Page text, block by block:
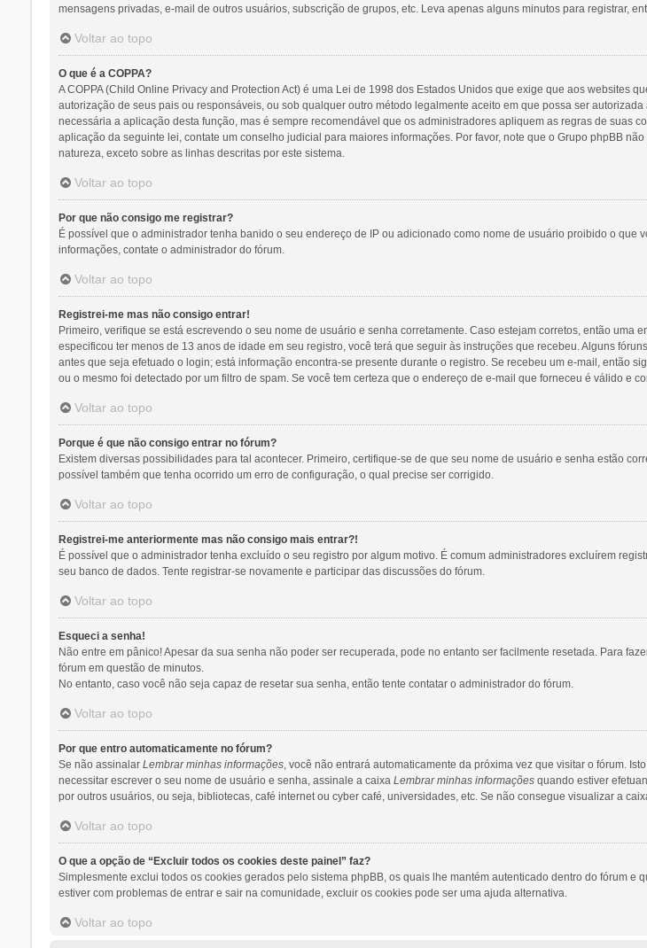
mensagens privadas, e-mail de outros usuários, subscrição de grupos, etc. Leva apenas alguns minutos para registrar,
Voltar ao topo
O que é a COPPA?
A COPPA (Child Online Privacy and Protection Act) é uma Lei de 1998 dos Estados Unidos que exige que aos websites
autorização de seus pais ou responsáveis, ou sob qualquer outro método legalmente aceito em que possa ser
necessária a aplicação desta função, mas é sempre recomendável que os administradores apliquem as regras de suas
aplicação da seguinte lei, contate um conselho judicial para maiores informações. Por favor, note que o Grupo phpBB
natureza, exceto sobre as linhas descritas por este sistema.
Voltar ao topo
Por que não consigo me registrar?
É possível que o administrador tenha banido o seu endereço de IP ou adicionado como nome de usuário proibido o
informações, contate o administrador do fórum.
Voltar ao topo
Registrei-me mas não consigo entrar!
Primeiro, verifique se está escrevendo o seu nome de usuário e senha corretamente. Caso estejam corretos, então uma
especificou ter menos de 13 anos de idade em seu registro, você terá que seguir às instruções que recebeu. Alguns
antes que seja efetuado o login; está informação encontra-se presente durante o registro. Se recebeu um e-mail, então
ou o mesmo foi detectado por um filtro de spam. Se você tem certeza que o endereço de e-mail que forneceu é válido e
Voltar ao topo
Porque é que não consigo entrar no fórum?
Existem diversas possibilidades para tal acontecer. Primeiro, certifique-se de que seu nome de usuário e senha estão
possível também que tenha ocorrido um erro de configuração, o qual precise ser corrigido.
Voltar ao topo
Registrei-me anteriormente mas não consigo mais entrar?!
É possível que o administrador tenha excluído o seu registro por algum motivo. É comum administradores excluírem
seu banco de dados. Tente registrar-se novamente e participar das discussões do fórum.
Voltar ao topo
Esqueci a senha!
Não entre em pânico! Apesar da sua senha não poder ser recuperada, pode no entanto ser facilmente resetada. Para
fórum em questão de minutos.
No entanto, caso você não seja capaz de resetar sua senha, então tente contatar o administrador do fórum.
Voltar ao topo
Por que entro automaticamente no fórum?
Se não assinalar Lembrar minhas informações, você não entrará automaticamente da próxima vez que visitar o fórum.
necessitar escrever o seu nome de usuário e senha, assinale a caixa Lembrar minhas informaçõesquando estiver
por outros usuários, ou seja, bibliotecas, café internet ou cyber café, universidades, etc. Se não consegue visualizar a
Voltar ao topo
O que a opção de “Excluir todos os cookies deste painel” faz?
Simplesmente exclui todos os cookies gerados pelo sistema phpBB, os quais lhe mantém autenticado dentro do fórum
estiver com problemas de entrar e sair na comunidade, excluir os cookies pode ser uma ajuda alternativa.
Voltar ao topo